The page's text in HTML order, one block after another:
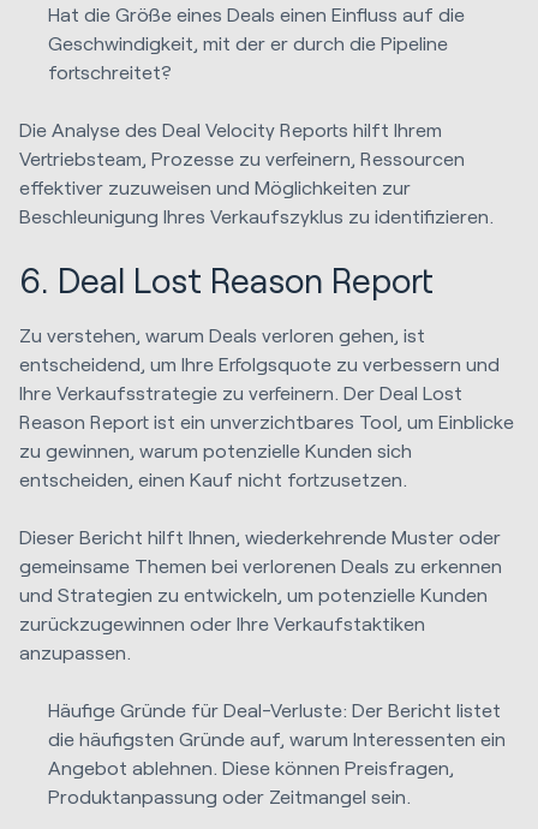
Hat die Größe eines Deals einen Einfluss auf die
Geschwindigkeit, mit der er durch die Pipeline
fortschreitet?
Die Analyse des Deal Velocity Reports hilft Ihrem
Vertriebsteam, Prozesse zu verfeinern, Ressourcen
effektiver zuzuweisen und Möglichkeiten zur
Beschleunigung Ihres Verkaufszyklus zu identifizieren.
6. Deal Lost Reason Report
Zu verstehen, warum Deals verloren gehen, ist
entscheidend, um Ihre Erfolgsquote zu verbessern und
Ihre Verkaufsstrategie zu verfeinern. Der Deal Lost
Reason Report ist ein unverzichtbares Tool, um Einblicke
zu gewinnen, warum potenzielle Kunden sich
entscheiden, einen Kauf nicht fortzusetzen.
Dieser Bericht hilft Ihnen, wiederkehrende Muster oder
gemeinsame Themen bei verlorenen Deals zu erkennen
und Strategien zu entwickeln, um potenzielle Kunden
zurückzugewinnen oder Ihre Verkaufstaktiken
anzupassen.
Häufige Gründe für Deal-Verluste: Der Bericht listet
die häufigsten Gründe auf, warum Interessenten ein
Angebot ablehnen. Diese können Preisfragen,
Produktanpassung oder Zeitmangel sein.